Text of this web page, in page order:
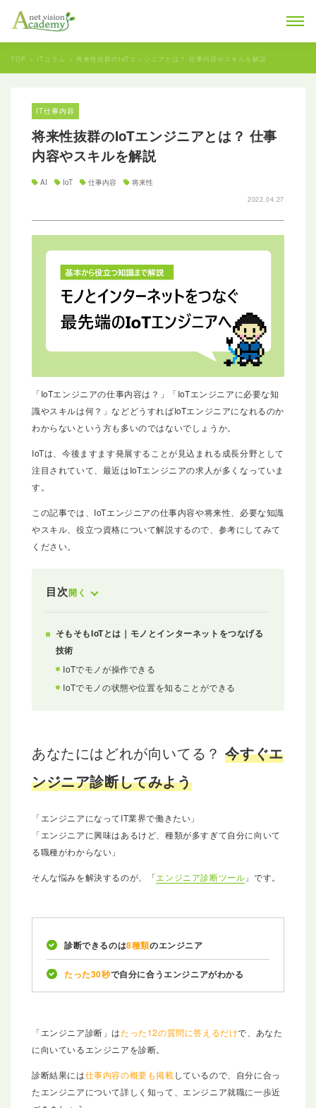
TOP ITコラム 将来性抜群のIoTエンジニアとは？ 仕事内容やスキルを解説
IT仕事内容
将来性抜群のIoTエンジニアとは？ 仕事
内容やスキルを解説
AI IoT 仕事内容 将来性
2022.04.27
「IoTエンジニアの仕事内容は？」「IoTエンジニアに必要な知
識やスキルは何？」などどうすればIoTエンジニアになれるのか
わからないという方も多いのではないでしょうか。
IoTは、今後ますます発展することが見込まれる成長分野として
注目されていて、最近はIoTエンジニアの求人が多くなっていま
す。
この記事では、IoTエンジニアの仕事内容や将来性、必要な知識
やスキル、役立つ資格について解説するので、参考にしてみて
ください。
目次開く
そもそもIoTとは｜モノとインターネットをつなげる
技術
IoTでモノが操作できる
IoTでモノの状態や位置を知ることができる
あなたにはどれが向いてる？今すぐエ
ンジニア診断してみよう
「エンジニアになってIT業界で働きたい」
「エンジニアに興味はあるけど、種類が多すぎて自分に向いて
る職種がわからない」
そんな悩みを解決するのが、「エンジニア診断ツール 」です。
診断できるのは8種類のエンジニア
たった30秒で自分に合うエンジニアがわかる
「エンジニア診断」はたった12の質問に答えるだけで、あなた
に向いているエンジニアを診断。
診断結果には仕事内容の概要も掲載しているので、自分に合っ
たエンジニアについて詳しく知って、エンジニア就職に一歩近